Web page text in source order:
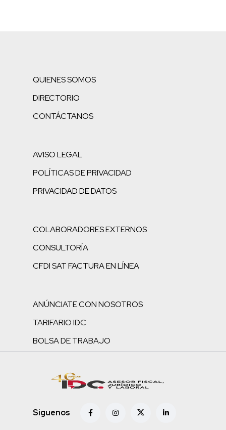
QUIENES SOMOS
DIRECTORIO
CONTÁCTANOS
AVISO LEGAL
POLÍTICAS DE PRIVACIDAD
PRIVACIDAD DE DATOS
COLABORADORES EXTERNOS
CONSULTORÍA
CFDI SAT FACTURA EN LÍNEA
ANÚNCIATE CON NOSOTROS
TARIFARIO IDC
BOLSA DE TRABAJO
Siguenos